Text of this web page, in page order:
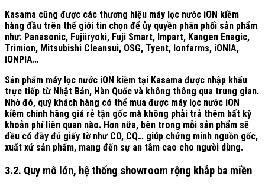
Kasama cũng được các thương hiệu máy lọc nước iON kiềm
hàng đầu trên thế giới tin chọn để ủy quyền phân phối sản phẩm
như: Panasonic, Fujiiryoki, Fuji Smart, Impart, Kangen Enagic,
Trimion, Mitsubishi Cleansui, OSG, Tyent, Ionfarms, iONIA,
iONPIA…
Sản phẩm máy lọc nước iON kiềm tại Kasama được nhập khẩu
trực tiếp từ Nhật Bản, Hàn Quốc và không thông qua trung gian.
Nhờ đó, quý khách hàng có thể mua được máy lọc nước iON
kiềm chính hãng giá rẻ tận gốc mà không phải trả thêm bất kỳ
khoản phí liên quan nào. Hơn nữa, bên trong mỗi sản phẩm sẽ
đều có đầy đủ giấy tờ như CO, CQ… giúp chứng minh nguồn gốc,
xuất xứ sản phẩm, mang đến sự an tâm cao cho người dùng.
3.2. Quy mô lớn, hệ thống showroom rộng khắp ba miền